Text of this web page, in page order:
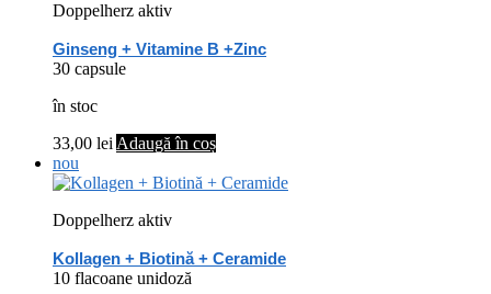
Doppelherz aktiv
Ginseng + Vitamine B +Zinc
30 capsule
în stoc
33,00 lei Adaugă în coș
nou
Doppelherz aktiv
Kollagen + Biotină + Ceramide
10 flacoane unidoză